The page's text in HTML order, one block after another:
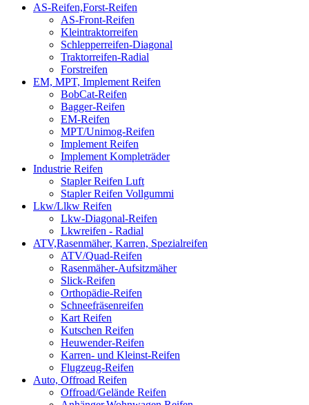
AS-Reifen,Forst-Reifen
AS-Front-Reifen
Kleintraktorreifen
Schlepperreifen-Diagonal
Traktorreifen-Radial
Forstreifen
EM, MPT, Implement Reifen
BobCat-Reifen
Bagger-Reifen
EM-Reifen
MPT/Unimog-Reifen
Implement Reifen
Implement Kompleträder
Industrie Reifen
Stapler Reifen Luft
Stapler Reifen Vollgummi
Lkw/Llkw Reifen
Lkw-Diagonal-Reifen
Lkwreifen - Radial
ATV,Rasenmäher, Karren, Spezialreifen
ATV/Quad-Reifen
Rasenmäher-Aufsitzmäher
Slick-Reifen
Orthopädie-Reifen
Schneefräsenreifen
Kart Reifen
Kutschen Reifen
Heuwender-Reifen
Karren- und Kleinst-Reifen
Flugzeug-Reifen
Auto, Offroad Reifen
Offroad/Gelände Reifen